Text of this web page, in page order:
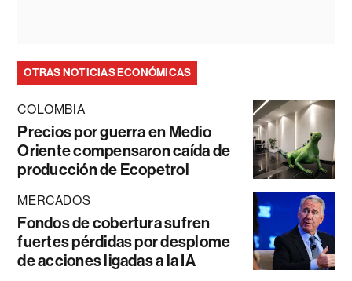
OTRAS NOTICIAS ECONÓMICAS
COLOMBIA
Precios por guerra en Medio
Oriente compensaron caída de
producción de Ecopetrol
MERCADOS
Fondos de cobertura sufren
fuertes pérdidas por desplome
de acciones ligadas a la IA